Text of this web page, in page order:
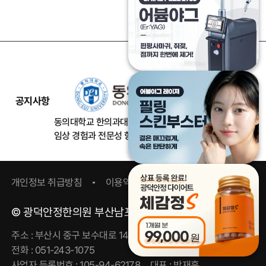
공지사항
동의대학교 한의과대학 외부임상실습기관에 위촉되어
임상 경험과 전문성 향상을 지원하고 있습니다.
개인정보 취급방침 이용약관
© 광덕안정한의원 부산남포동점
주소 : 부산시 중구 보수대로 14, 2층
전화 : 051-243-1075